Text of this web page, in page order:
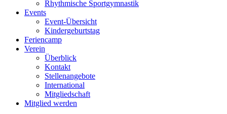
Rhythmische Sportgymnastik
Events
Event-Übersicht
Kindergeburtstag
Feriencamp
Verein
Überblick
Kontakt
Stellenangebote
International
Mitgliedschaft
Mitglied werden